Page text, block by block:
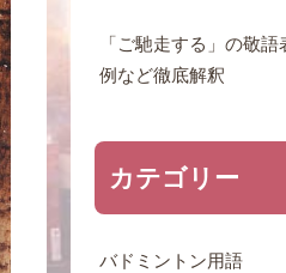
「ご馳走する」の敬
例など徹底解釈
カテゴリー
バドミントン用語